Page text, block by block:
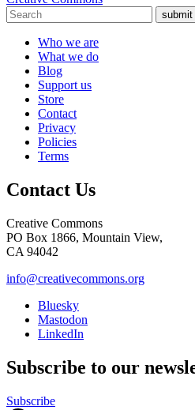
submit
Who we are
What we do
Blog
Support us
Store
Contact
Privacy
Policies
Terms
Contact Us
Creative Commons
PO Box 1866, Mountain View,
CA 94042
info@creativecommons.org
Bluesky
Mastodon
LinkedIn
Subscribe to our
Subscribe